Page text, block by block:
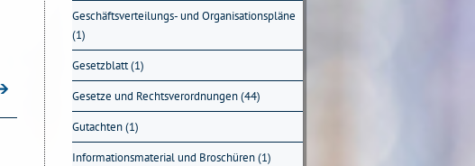
Geschäftsverteilungs- und Organisationspläne
(1)
Gesetzblatt (1)
Gesetze und Rechtsverordnungen (44)
Gutachten (1)
Informationsmaterial und Broschüren (1)